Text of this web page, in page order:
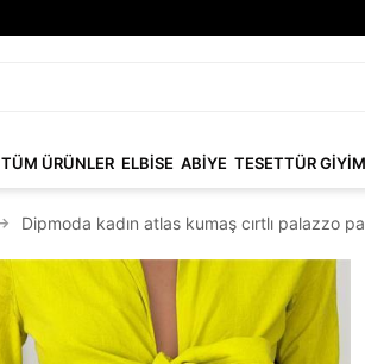
TÜM ÜRÜNLER ELBİSE ABİYE TESETTÜR GİYİM
Dipmoda kadın atlas kumaş cırtlı palazzo